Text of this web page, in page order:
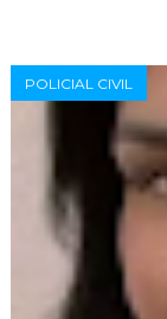
POLICIAL CIVIL